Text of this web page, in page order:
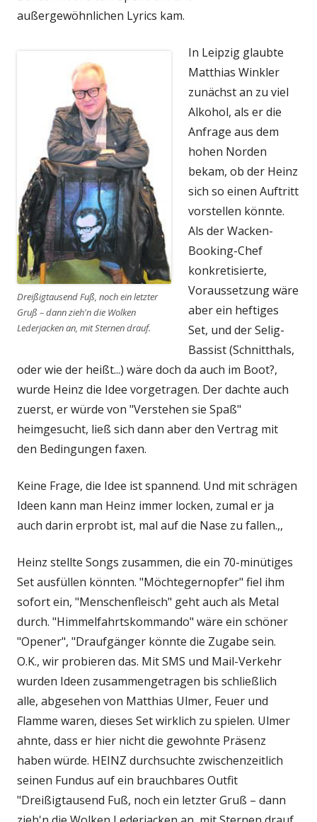
außergewöhnlichen Lyrics kam.
Dreißigtausend Fuß, noch ein letzter
Gruß – dann zieh'n die Wolken
Lederjacken an, mit Sternen drauf.
In Leipzig glaubte
Matthias Winkler
zunächst an zu viel
Alkohol, als er die
Anfrage aus dem
hohen Norden
bekam, ob der Heinz
sich so einen Auftritt
vorstellen könnte.
Als der Wacken-
Booking-Chef
konkretisierte,
Voraussetzung wäre
aber ein heftiges
Set, und der Selig-
Bassist (Schnitthals,
oder wie der heißt...) wäre doch da auch im Boot?,
wurde Heinz die Idee vorgetragen. Der dachte auch
zuerst, er würde von "Verstehen sie Spaß"
heimgesucht, ließ sich dann aber den Vertrag mit
den Bedingungen faxen.
Keine Frage, die Idee ist spannend. Und mit schrägen
Ideen kann man Heinz immer locken, zumal er ja
auch darin erprobt ist, mal auf die Nase zu fallen.,,
Heinz stellte Songs zusammen, die ein 70-minütiges
Set ausfüllen könnten. "Möchtegernopfer" fiel ihm
sofort ein, "Menschenfleisch" geht auch als Metal
durch. "Himmelfahrtskommando" wäre ein schöner
"Opener", "Draufgänger könnte die Zugabe sein.
O.K., wir probieren das. Mit SMS und Mail-Verkehr
wurden Ideen zusammengetragen bis schließlich
alle, abgesehen von Matthias Ulmer, Feuer und
Flamme waren, dieses Set wirklich zu spielen. Ulmer
ahnte, dass er hier nicht die gewohnte Präsenz
haben würde. HEINZ durchsuchte zwischenzeitlich
seinen Fundus auf ein brauchbares Outfit
"Dreißigtausend Fuß, noch ein letzter Gruß – dann